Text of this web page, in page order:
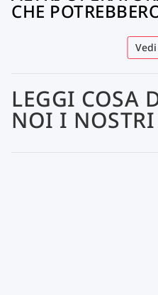
CHE
LEGGI COSA
NOI I